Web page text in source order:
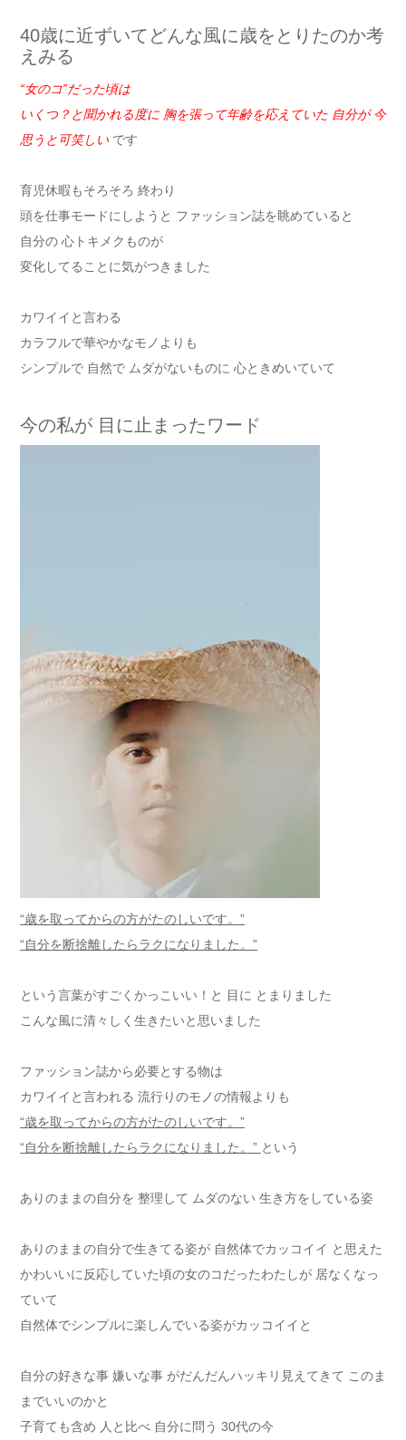
40歳に近ずいてどんな風に歳をとりたのか考
えみる
“女のコ”だった頃は
いくつ？と聞かれる度に 胸を張って年齢を応えていた 自分が 今
思うと可笑しい です
育児休暇もそろそろ 終わり
頭を仕事モードにしようと ファッション誌を眺めていると
自分の 心トキメクものが
変化してることに気がつきました
カワイイと言わる
カラフルで華やかなモノよりも
シンプルで 自然で ムダがないものに 心ときめいていて
今の私が 目に止まったワード
“歳を取ってからの方がたのしいです。”
“自分を断捨離したらラクになりました。”
という言葉がすごくかっこいい！と 目に とまりました
こんな風に清々しく生きたいと思いました
ファッション誌から必要とする物は
カワイイと言われる 流行りのモノの情報よりも
“歳を取ってからの方がたのしいです。”
“自分を断捨離したらラクになりました。” という
ありのままの自分を 整理して ムダのない 生き方をしている姿
ありのままの自分で生きてる姿が 自然体でカッコイイ と思えた
かわいいに反応していた頃の女のコだったわたしが 居なくなっ
ていて
自然体でシンプルに楽しんでいる姿がカッコイイと
自分の好きな事 嫌いな事 がだんだんハッキリ見えてきて このま
までいいのかと
子育ても含め 人と比べ 自分に問う 30代の今